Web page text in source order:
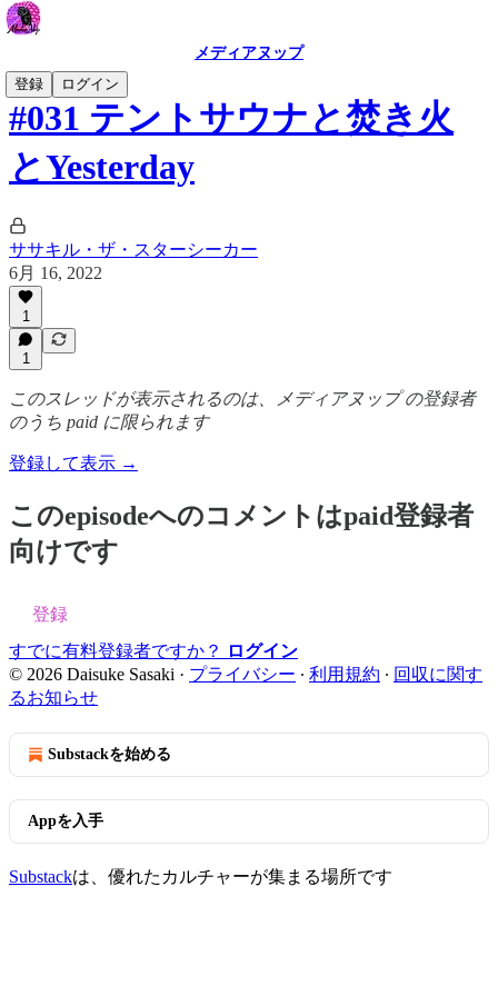
メディアヌップ
登録
ログイン
#031 テントサウナと焚き火
とYesterday
ササキル・ザ・スターシーカー
6月 16, 2022
1
1
このスレッドが表示されるのは、メディアヌップ の登録者
のうち paid に限られます
登録して表示 →
このepisodeへのコメントはpaid登録者
向けです
登録
すでに有料登録者ですか？
ログイン
© 2026 Daisuke Sasaki · プライバシー ∙ 利用規約 ∙ 回収に関す
るお知らせ
Substackを始める
Appを入手
Substackは、優れたカルチャーが集まる場所です